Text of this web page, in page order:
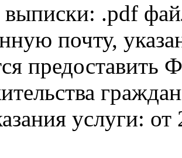
.pdf
почту,
услуги: от